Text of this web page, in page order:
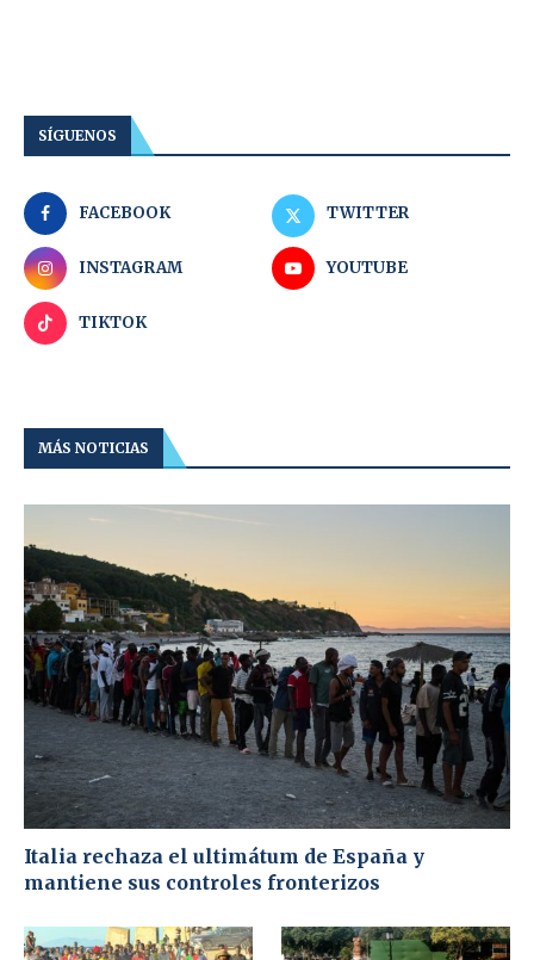
SÍGUENOS
FACEBOOK TWITTER
INSTAGRAM YOUTUBE
TIKTOK
MÁS NOTICIAS
Italia rechaza el ultimátum de España y
mantiene sus controles fronterizos